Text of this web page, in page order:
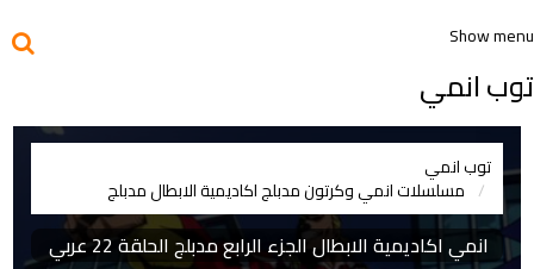
Show menu
توب انمي
توب انمي
مسلسلات انمي وكرتون مدبلجاكاديمية الابطال مدبلج
انمي اكاديمية الابطال الجزء الرابع مدبلج الحلقة 22 عربي